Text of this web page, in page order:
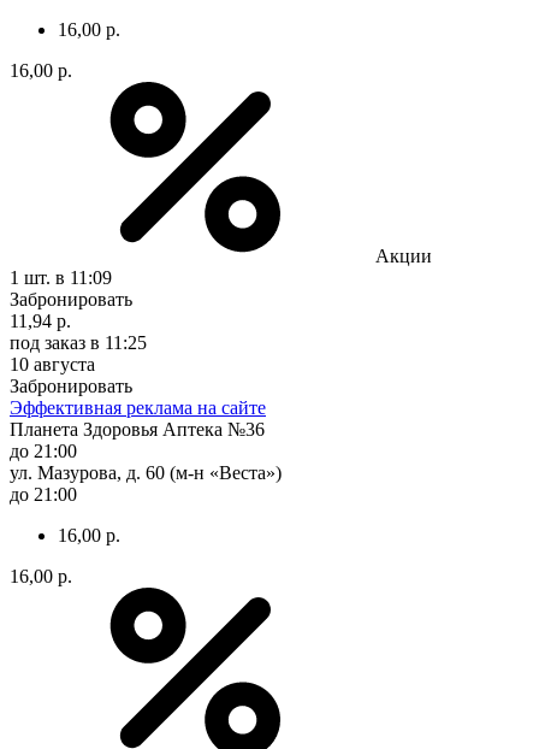
16,00 р.
16,00 р.
Акции
1 шт. в 11:09
Забронировать
11,94 р.
под заказ в 11:25
10 августа
Забронировать
Эффективная реклама на сайте
Планета Здоровья Аптека №36
до 21:00
ул. Мазурова, д. 60 (м-н «Веста»)
до 21:00
16,00 р.
16,00 р.